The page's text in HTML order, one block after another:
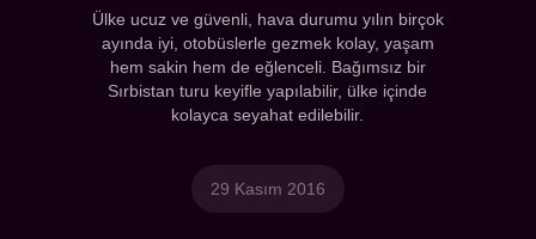
Ülke ucuz ve güvenli, hava durumu yılın birçok
ayında iyi, otobüslerle gezmek kolay, yaşam
hem sakin hem de eğlenceli. Bağımsız bir
Sırbistan turu keyifle yapılabilir, ülke içinde
kolayca seyahat edilebilir.
29 Kasım 2016